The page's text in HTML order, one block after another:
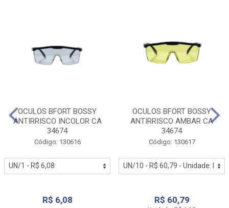
OCULOS BFORT BOSSY
ANTIRRISCO INCOLOR CA
34674
Código: 130616
R$ 6,08
OCULOS BFORT BOSSY
ANTIRRISCO AMBAR CA
34674
Código: 130617
R$ 60,79